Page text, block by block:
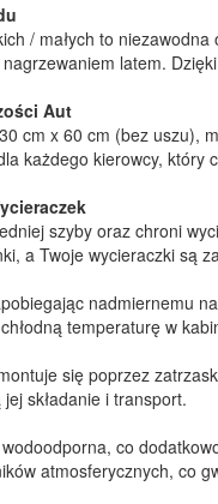
/ małych to
latem.
Aut
cm x 60 cm (bez uszu),
każdego kierowcy,
szyby oraz chroni
a Twoje wycieraczki są
nadmiernemu
temperaturę w
się poprzez
składanie i transport.
co
atmosferycznych, co